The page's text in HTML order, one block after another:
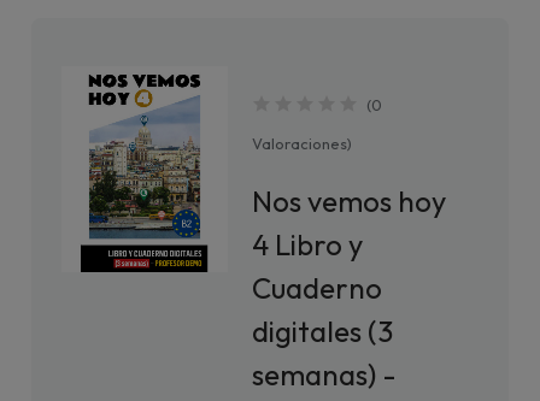
(0
Valoraciones)
Nos vemos hoy
4 Libro y
Cuaderno
digitales (3
semanas) -